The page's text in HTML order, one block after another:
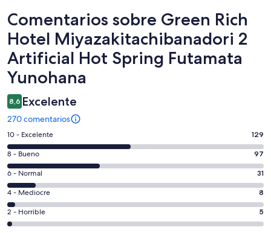
Comentarios
Comentarios sobre Green Rich
Hotel Miyazakitachibanadori 2
Artificial Hot Spring Futamata
Yunohana
8,6 Excelente
270 comentarios
129
comentarios
de
un
total
de
270
con
10 - Excelente 129
97
comentarios
de
un
total
de
8 - Bueno 97
31
comentarios
de
un
total
6 - Normal 31
8
comentarios
de
4 - Mediocre 8
5
comentarios
2 - Horrible 5